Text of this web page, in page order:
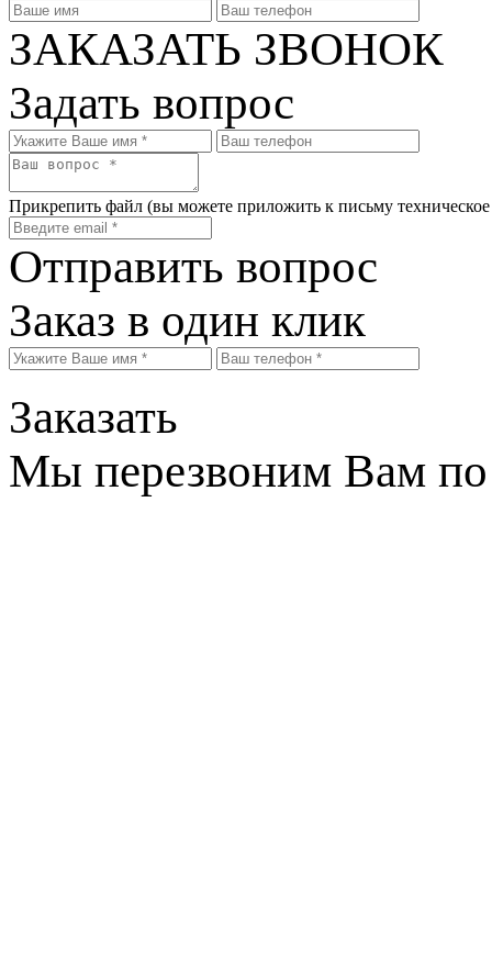
ЗАКАЗАТЬ ЗВОНОК
Задать вопрос
Прикрепить файл (вы можете приложить к письму
Отправить вопрос
Заказ в один клик
Заказать
Мы перезвоним Вам по